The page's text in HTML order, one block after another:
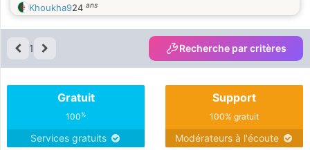
Khoukha924 ans
1 Recherche par critères
Gratuit
100%
Services gratuits
Support
100% gratuit
Modérateurs à l'écoute